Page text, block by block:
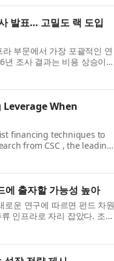
발표… 고밀도 랙 도입
부문에서 가장 포괄적인 연
조사 결과는 비용 상승이
When
financing techniques to
from CSC , the leading
에 출자할 가능성 높아
로운 연구에 따르면 펀드 차원
인프라로 자리 잡았다. 조사